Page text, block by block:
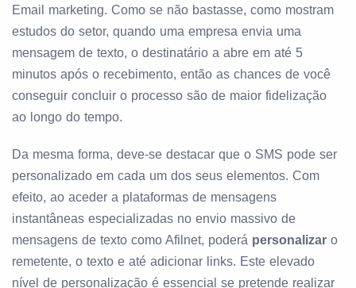
Email marketing. Como se não bastasse, como mostram
estudos do setor, quando uma empresa envia uma
mensagem de texto, o destinatário a abre em até 5
minutos após o recebimento, então as chances de você
conseguir concluir o processo são de maior fidelização
ao longo do tempo.
Da mesma forma, deve-se destacar que o SMS pode ser
personalizado em cada um dos seus elementos. Com
efeito, ao aceder a plataformas de mensagens
instantâneas especializadas no envio massivo de
mensagens de texto como Afilnet, poderá personalizar o
remetente, o texto e até adicionar links. Este elevado
nível de personalização é essencial se pretende realizar